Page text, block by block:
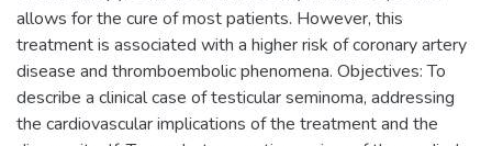
allows for the cure of most patients. However, this
treatment is associated with a higher risk of coronary artery
disease and thromboembolic phenomena. Objectives: To
describe a clinical case of testicular seminoma, addressing
the cardiovascular implications of the treatment and the